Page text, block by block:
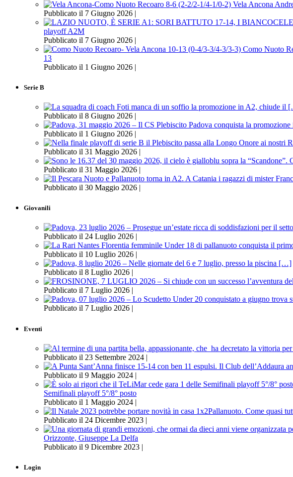
Pubblicato il 7 Giugno 2026 |
playoff A2M
Pubblicato il 7 Giugno 2026 |
13
Pubblicato il 1 Giugno 2026 |
Serie B
Pubblicato il 8 Giugno 2026 |
Pubblicato il 1 Giugno 2026 |
Pubblicato il 31 Maggio 2026 |
Pubblicato il 31 Maggio 2026 |
Pubblicato il 30 Maggio 2026 |
Giovanili
Pubblicato il 24 Luglio 2026 |
Pubblicato il 10 Luglio 2026 |
Pubblicato il 8 Luglio 2026 |
Pubblicato il 7 Luglio 2026 |
Pubblicato il 7 Luglio 2026 |
Eventi
Pubblicato il 23 Settembre 2024 |
Pubblicato il 9 Maggio 2024 |
Semifinali playoff 5°/8° posto
Pubblicato il 1 Maggio 2024 |
Pubblicato il 24 Dicembre 2023 |
Orizzonte, Giuseppe La Delfa
Pubblicato il 9 Dicembre 2023 |
Login